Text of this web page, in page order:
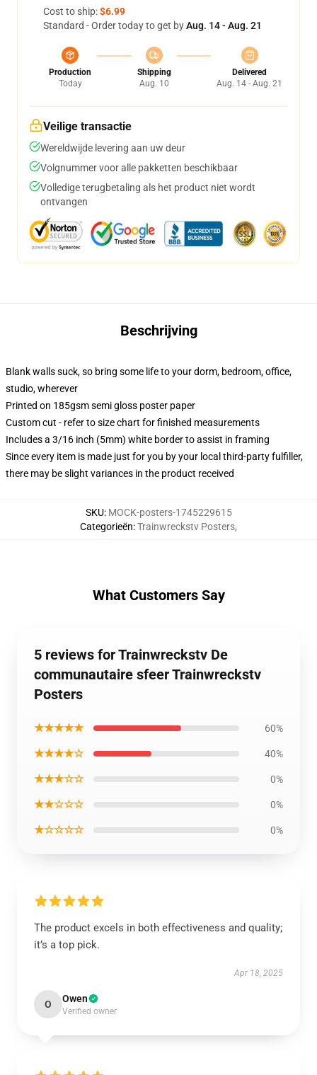
Cost to ship:$6.99
Standard - Order today to get byAug. 14 - Aug. 21
Production
Today
Shipping
Aug. 10
Delivered
Aug. 14 - Aug. 21
Veilige transactie
Wereldwijde levering aan uw deur
Volgnummer voor alle pakketten beschikbaar
Volledige terugbetaling als het product niet wordt
ontvangen
Beschrijving
Blank walls suck, so bring some life to your dorm, bedroom, office,
studio, wherever
Printed on 185gsm semi gloss poster paper
Custom cut - refer to size chart for finished measurements
Includes a 3/16 inch (5mm) white border to assist in framing
Since every item is made just for you by your local third-party fulfiller,
there may be slight variances in the product received
SKU: MOCK-posters-1745229615
Categorieën:Trainwreckstv Posters,
What Customers Say
5 reviews for Trainwreckstv De
communautaire sfeer Trainwreckstv
Posters
★★★★★ 60%
★★★★☆ 40%
★★★☆☆ 0%
★★☆☆☆ 0%
★☆☆☆☆ 0%
The product excels in both effectiveness and quality;
it’s a top pick.
Apr 18, 2025
O Owen
Verified owner